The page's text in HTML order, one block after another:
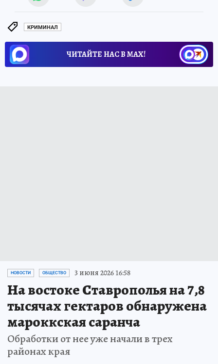
КРИМИНАЛ
ЧИТАЙТЕ НАС В МАХ!
НОВОСТИ ОБЩЕСТВО 3 июня 2026 16:58
На востоке Ставрополья на 7,8
тысячах гектаров обнаружена
мароккская саранча
Обработки от нее уже начали в трех
районах края